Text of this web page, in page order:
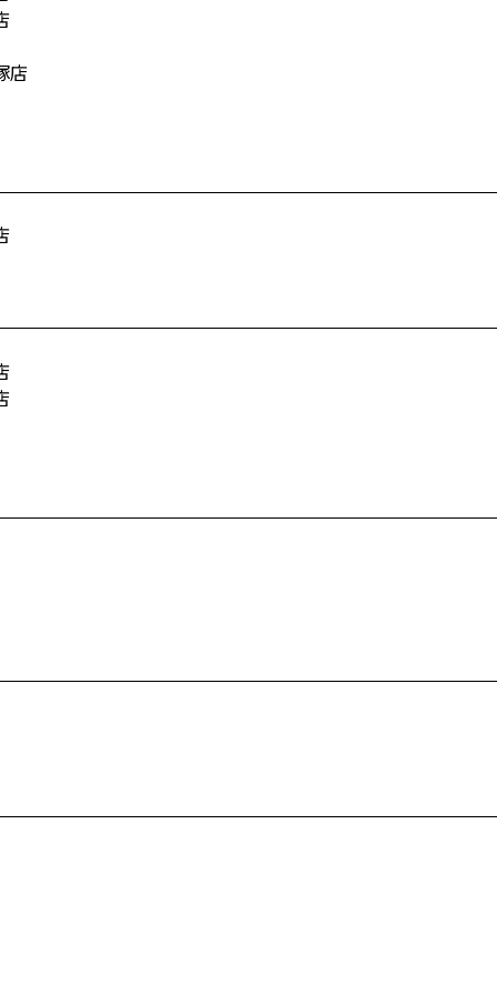
店